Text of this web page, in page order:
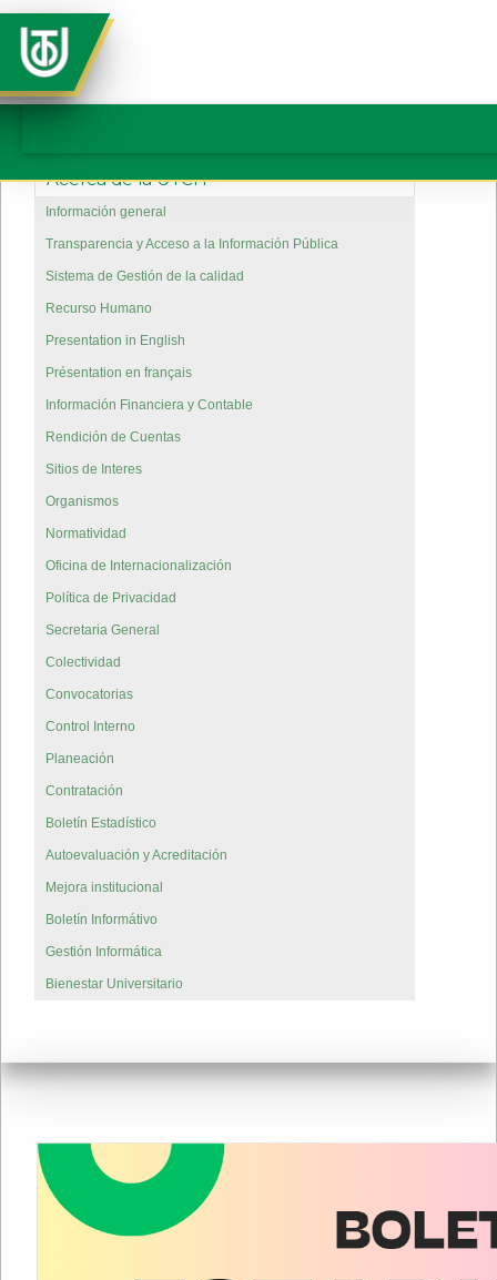
Acerca de la UTCH
Información general
Transparencia y Acceso a la Información Pública
Sistema de Gestión de la calidad
Recurso Humano
Presentation in English
Présentation en français
Información Financiera y Contable
Rendición de Cuentas
Sitios de Interes
Organismos
Normatividad
Oficina de Internacionalización
Política de Privacidad
Secretaria General
Colectividad
Convocatorias
Control Interno
Planeación
Contratación
Boletín Estadístico
Autoevaluación y Acreditación
Mejora institucional
Boletín Informátivo
Gestión Informática
Bienestar Universitario